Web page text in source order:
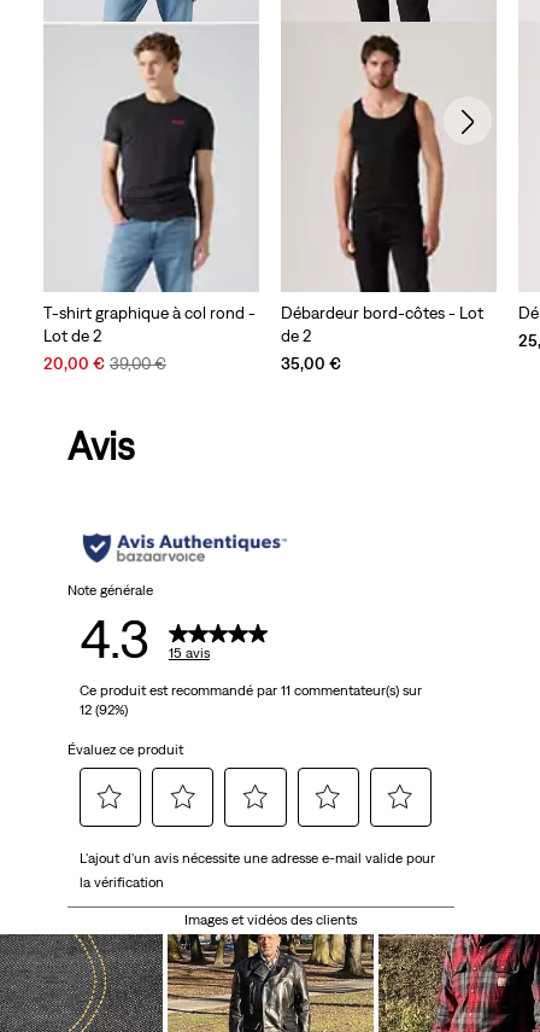
T-shirt graphique à col rond -
Lot de 2
Sale
20,00 €Original
39,00 €
Débardeur bord-côtes - Lot
de 2
35,00 €
Avis
Note générale
4.3 15 avis
Ce produit est recommandé par 11 commentateur(s) sur
12 (92%)
Évaluez ce produit
pour
attribuer
à
l'article.
Cette
action
pour
attribuer
2 étoiles
à
l'article.
Cette
action
pour
3 étoiles
à
l'article.
Cette
action
pour
4 étoiles
à
l'article.
Cette
action
pour
à
l'article.
Cette
action
L'ajout d'un avis nécessite une adresse e-mail valide pour
la vérification
Images et vidéos des clients